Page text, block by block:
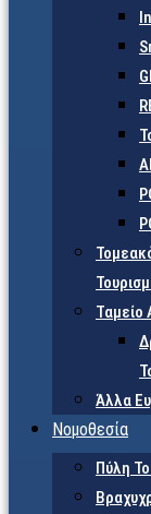
Ταμείο
Άλλα
Νομοθεσία
Πύλη